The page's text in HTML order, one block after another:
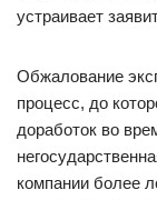
устраивает
Обжалование
процесс, до
доработок во
компании более